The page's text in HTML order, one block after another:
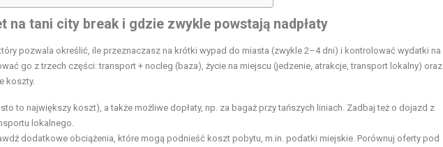
na tani city break i gdzie zwykle powstają nadpłaty
pozwala określić, ile przeznaczasz na krótki wypad do miasta (zwykle 2–4 dni) i kontrolować wydatki na
go z trzech części: transport + nocleg (baza), życie na miejscu (jedzenie, atrakcje, transport lokalny) oraz
koszty.
to największy koszt), a także możliwe dopłaty, np. za bagaż przy tańszych liniach. Zadbaj też o dojazd z
lokalnego.
dodatkowe obciążenia, które mogą podnieść koszt pobytu, m.in. podatki miejskie. Porównuj oferty pod